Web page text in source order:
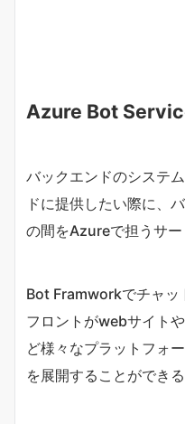
Azure Bot
バックエンドのシステ
ドに提供したい際に、
の間をAzureで担うサー
Bot Framworkでチャッ
フロントがwebサイト
ど様々なプラットフォ
を展開することができる